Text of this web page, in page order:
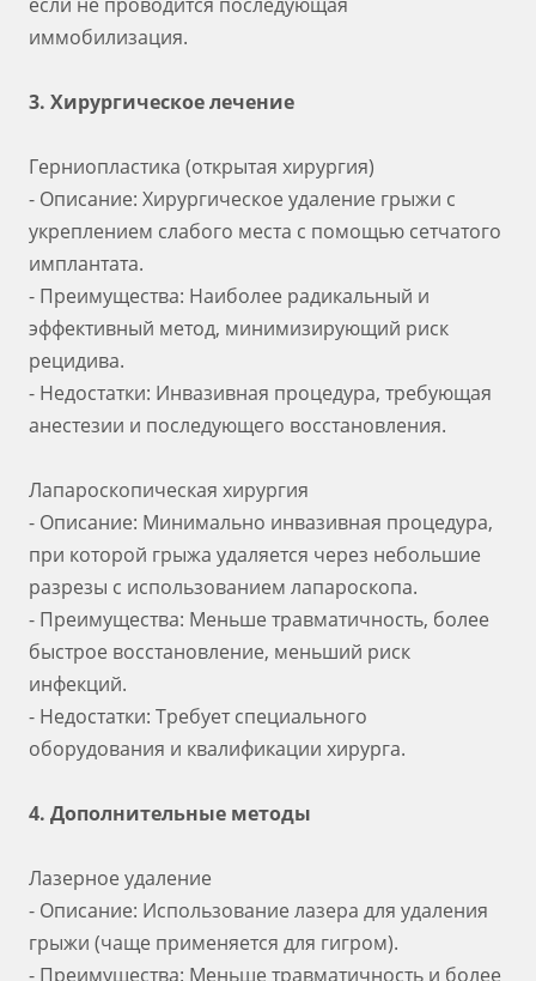
иммобилизация.
3. Хирургическое лечение
Герниопластика (открытая хирургия)
- Описание: Хирургическое удаление грыжи с
укреплением слабого места с помощью сетчатого
имплантата.
- Преимущества: Наиболее радикальный и
эффективный метод, минимизирующий риск
рецидива.
- Недостатки: Инвазивная процедура, требующая
анестезии и последующего восстановления.
Лапароскопическая хирургия
- Описание: Минимально инвазивная процедура,
при которой грыжа удаляется через небольшие
разрезы с использованием лапароскопа.
- Преимущества: Меньше травматичность, более
быстрое восстановление, меньший риск
инфекций.
- Недостатки: Требует специального
оборудования и квалификации хирурга.
4. Дополнительные методы
Лазерное удаление
- Описание: Использование лазера для удаления
грыжи (чаще применяется для гигром).
- Преимущества: Меньше травматичность и более